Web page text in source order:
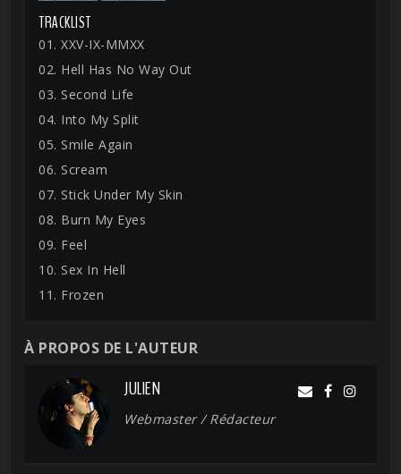
TRACKLIST
01. XXV-IX-MMXX
02. Hell Has No Way Out
03. Second Life
04. Into My Split
05. Smile Again
06. Scream
07. Stick Under My Skin
08. Burn My Eyes
09. Feel
10. Sex In Hell
11. Frozen
À PROPOS DE L'AUTEUR
JULIEN
Webmaster / Rédacteur